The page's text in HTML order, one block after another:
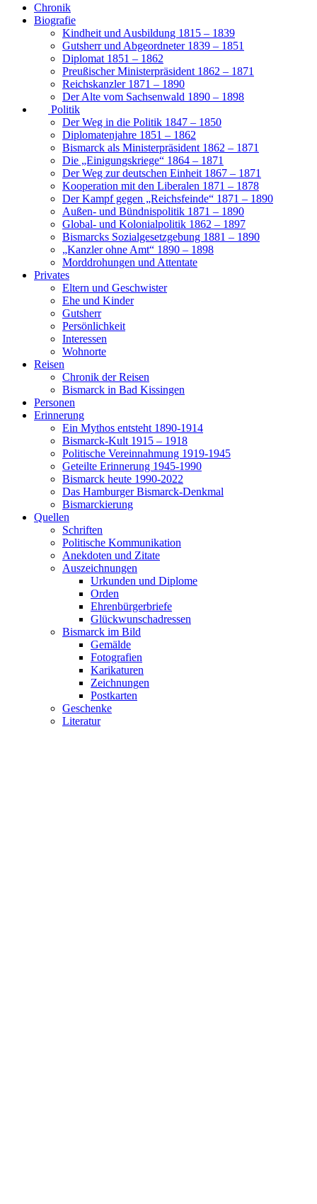
Chronik
Biografie
Kindheit und Ausbildung 1815 – 1839
Gutsherr und Abgeordneter 1839 – 1851
Diplomat 1851 – 1862
Preußischer Ministerpräsident 1862 – 1871
Reichskanzler 1871 – 1890
Der Alte vom Sachsenwald 1890 – 1898
Politik
Der Weg in die Politik 1847 – 1850
Diplomatenjahre 1851 – 1862
Bismarck als Ministerpräsident 1862 – 1871
Die „Einigungskriege“ 1864 – 1871
Der Weg zur deutschen Einheit 1867 – 1871
Kooperation mit den Liberalen 1871 – 1878
Der Kampf gegen „Reichsfeinde“ 1871 – 1890
Außen- und Bündnispolitik 1871 – 1890
Global- und Kolonialpolitik 1862 – 1897
Bismarcks Sozialgesetzgebung 1881 – 1890
„Kanzler ohne Amt“ 1890 – 1898
Morddrohungen und Attentate
Privates
Eltern und Geschwister
Ehe und Kinder
Gutsherr
Persönlichkeit
Interessen
Wohnorte
Reisen
Chronik der Reisen
Bismarck in Bad Kissingen
Personen
Erinnerung
Ein Mythos entsteht 1890-1914
Bismarck-Kult 1915 – 1918
Politische Vereinnahmung 1919-1945
Geteilte Erinnerung 1945-1990
Bismarck heute 1990-2022
Das Hamburger Bismarck-Denkmal
Bismarckierung
Quellen
Schriften
Politische Kommunikation
Anekdoten und Zitate
Auszeichnungen
Urkunden und Diplome
Orden
Ehrenbürgerbriefe
Glückwunschadressen
Bismarck im Bild
Gemälde
Fotografien
Karikaturen
Zeichnungen
Postkarten
Geschenke
Literatur